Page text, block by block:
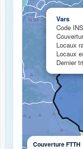
Chargement
Vars
Code
Locaux
Locaux
Dernier
Couverture FTTH